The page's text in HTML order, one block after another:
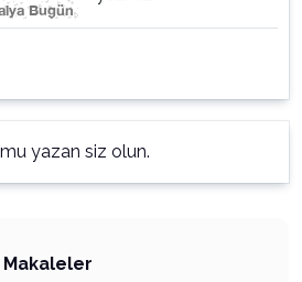
yazan siz olun.
Makaleler